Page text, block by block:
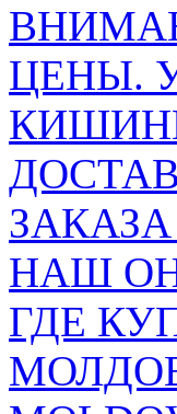
ЦЕНЫ.
НАШ
ГДЕ